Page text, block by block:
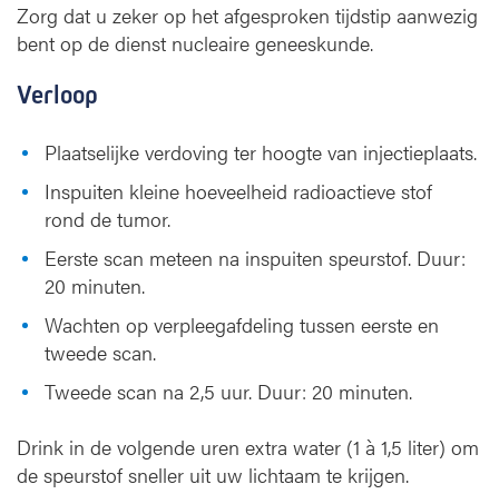
Zorg dat u zeker op het afgesproken tijdstip aanwezig
bent op de dienst nucleaire geneeskunde.
Verloop
Plaatselijke verdoving ter hoogte van injectieplaats.
Inspuiten kleine hoeveelheid radioactieve stof
rond de tumor.
Eerste scan meteen na inspuiten speurstof. Duur:
20 minuten.
Wachten op verpleegafdeling tussen eerste en
tweede scan.
Tweede scan na 2,5 uur. Duur: 20 minuten.
Drink in de volgende uren extra water (1 à 1,5 liter) om
de speurstof sneller uit uw lichtaam te krijgen.